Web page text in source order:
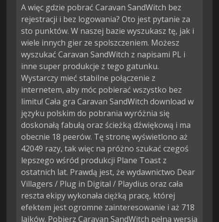
A więc gdzie pobrać Caravan SandWitch bez
rejestracji i bez logowania? Oto jest pytanie za
sto punktów. W naszej bazie wyszukasz tę, jak i
wiele innych gier ze spolszczeniem. Możesz
wyszukać Caravan SandWitch z napisami PL i
inne super produkcje z tego gatunku.
Wystarczy mieć stabilne połączenie z
internetem, aby móc pobierać wszystko bez
limitu! Cała gra Caravan SandWitch download w
języku polskim do pobrania wyróżnia się
doskonałą fabułą oraz ścieżką dźwiękową i ma
obecnie 18 peerów. Tę stronę wyświetlono aż
42049 razy, tak więc na próżno szukać czegoś
lepszego wśród produkcji Plane Toast z
ostatnich lat. Prawdą jest, że wydawnictwo Dear
Villagers / Plug in Digital / Playdius oraz cała
reszta ekipy wykonała ciężką pracę, której
efektem jest ogromne zainteresowanie i aż 718
lajków. Pobierz Caravan SandWitch pełna wersja